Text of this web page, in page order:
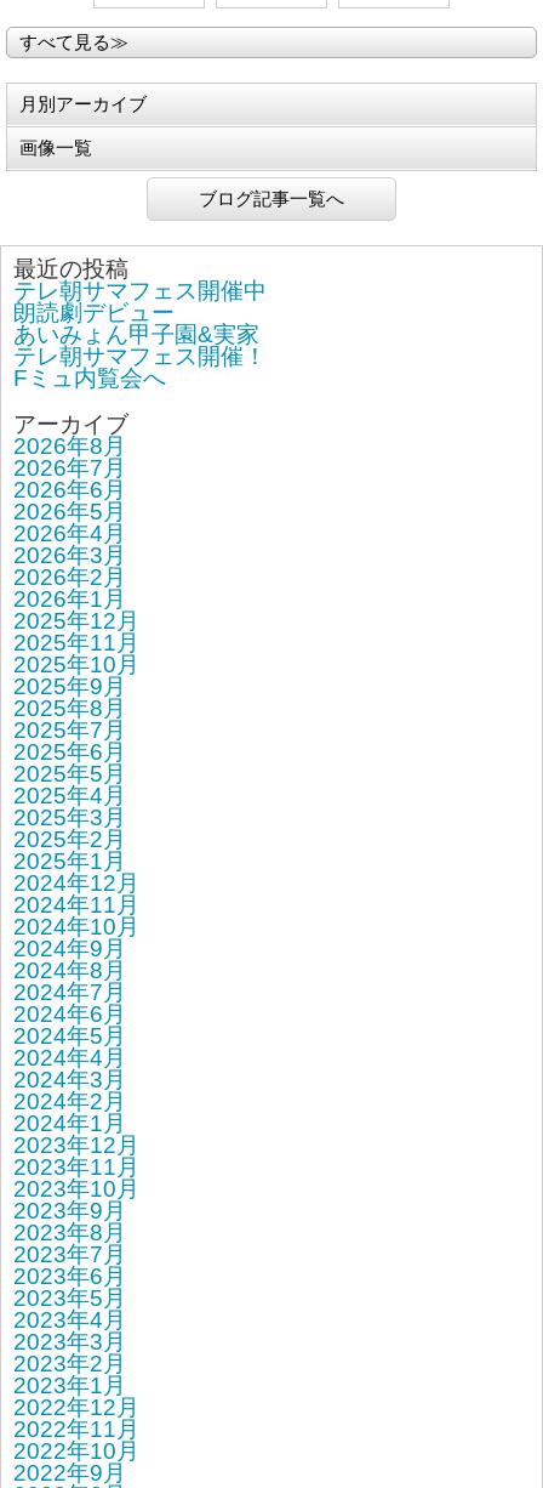
すべて見る≫
月別アーカイブ
画像一覧
ブログ記事一覧へ
最近の投稿
テレ朝サマフェス開催中
朗読劇デビュー
あいみょん甲子園&実家
テレ朝サマフェス開催！
Fミュ内覧会へ
アーカイブ
2026年8月
2026年7月
2026年6月
2026年5月
2026年4月
2026年3月
2026年2月
2026年1月
2025年12月
2025年11月
2025年10月
2025年9月
2025年8月
2025年7月
2025年6月
2025年5月
2025年4月
2025年3月
2025年2月
2025年1月
2024年12月
2024年11月
2024年10月
2024年9月
2024年8月
2024年7月
2024年6月
2024年5月
2024年4月
2024年3月
2024年2月
2024年1月
2023年12月
2023年11月
2023年10月
2023年9月
2023年8月
2023年7月
2023年6月
2023年5月
2023年4月
2023年3月
2023年2月
2023年1月
2022年12月
2022年11月
2022年10月
2022年9月